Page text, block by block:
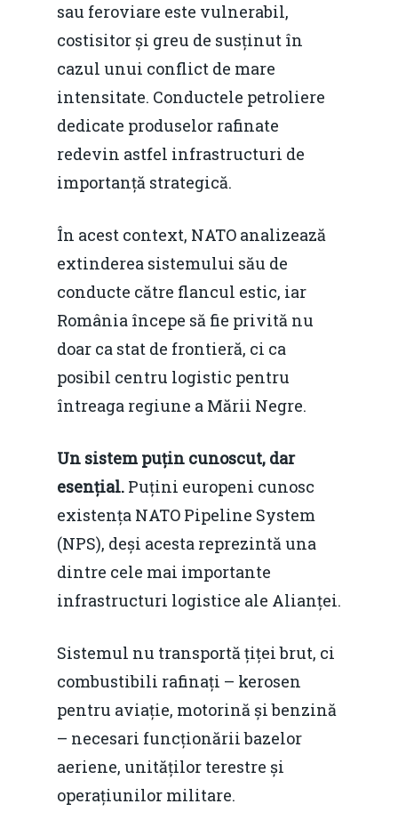
sau feroviare este vulnerabil,
costisitor și greu de susținut în
cazul unui conflict de mare
intensitate. Conductele petroliere
dedicate produselor rafinate
redevin astfel infrastructuri de
importanță strategică.
În acest context, NATO analizează
extinderea sistemului său de
conducte către flancul estic, iar
România începe să fie privită nu
doar ca stat de frontieră, ci ca
posibil centru logistic pentru
întreaga regiune a Mării Negre.
Un sistem puțin cunoscut, dar
esențial. Puțini europeni cunosc
existența NATO Pipeline System
(NPS), deși acesta reprezintă una
dintre cele mai importante
infrastructuri logistice ale Alianței.
Sistemul nu transportă țiței brut, ci
combustibili rafinați – kerosen
pentru aviație, motorină și benzină
– necesari funcționării bazelor
aeriene, unităților terestre și
operațiunilor militare.